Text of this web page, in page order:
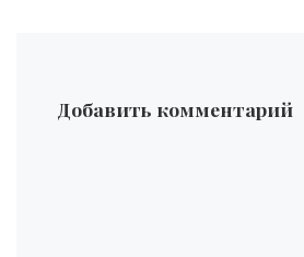
Добавить комментарий